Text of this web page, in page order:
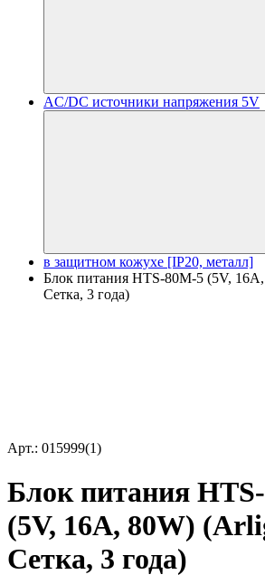
AC/DC источники напряжения 5V
в защитном кожухе [IP20, металл]
Блок питания HTS-80M-5 (5V,
Сетка, 3 года)
Арт.: 015999(1)
Блок питания
(5V, 16A, 80W)
Сетка, 3 года)